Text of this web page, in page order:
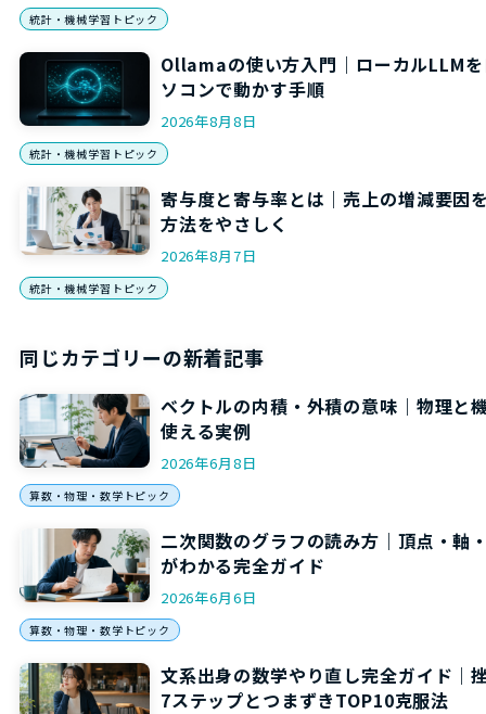
統計・機械学習トピック
Ollamaの使い方入門｜ローカルLLM
ソコンで動かす手順
2026年8月8日
統計・機械学習トピック
寄与度と寄与率とは｜売上の増減要因
方法をやさしく
2026年8月7日
統計・機械学習トピック
同じカテゴリーの新着記事
ベクトルの内積・外積の意味｜物理と
使える実例
2026年6月8日
算数・物理・数学トピック
二次関数のグラフの読み方｜頂点・軸
がわかる完全ガイド
2026年6月6日
算数・物理・数学トピック
文系出身の数学やり直し完全ガイド｜
7ステップとつまずきTOP10克服法